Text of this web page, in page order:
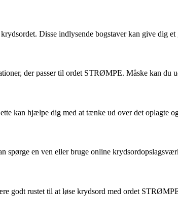
Disse indlysende bogstaver kan give dig
der passer til ordet STRØMPE. Måske kan du
kan hjælpe dig med at tænke ud over det oplagte
en ven eller bruge online
godt rustet til at løse krydsord med ordet